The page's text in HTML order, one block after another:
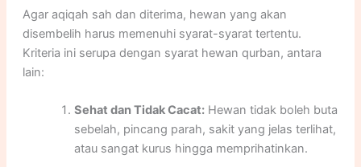
Agar aqiqah sah dan diterima, hewan yang akan
disembelih harus memenuhi syarat-syarat tertentu.
Kriteria ini serupa dengan syarat hewan qurban, antara
lain:
Sehat dan Tidak Cacat:Hewan tidak boleh buta
sebelah, pincang parah, sakit yang jelas terlihat,
atau sangat kurus hingga memprihatinkan.